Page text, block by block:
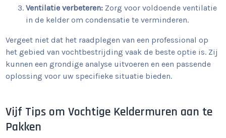
Ventilatie verbeteren: Zorg voor voldoende ventilatie
in de kelder om condensatie te verminderen.
Vergeet niet dat het raadplegen van een professional op
het gebied van vochtbestrijding vaak de beste optie is. Zij
kunnen een grondige analyse uitvoeren en een passende
oplossing voor uw specifieke situatie bieden.
Vijf Tips om Vochtige Keldermuren aan te
Pakken